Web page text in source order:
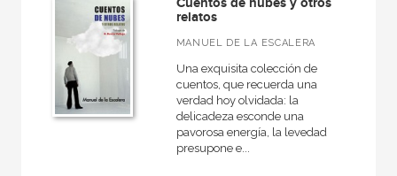
relatos
MANUEL DE LA ESCALERA
Una exquisita colección de
cuentos, que recuerda una
verdad hoy olvidada: la
delicadeza esconde una
pavorosa energía, la levedad
presupone e...